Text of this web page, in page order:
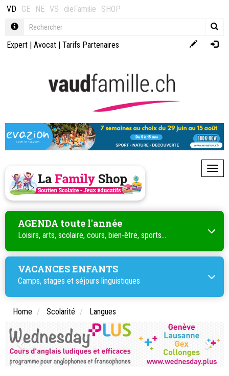
VD GE NE VS dieFamilie SHOP
Expert | Avocat | Tarifs Partenaires
AGENDA toute l'année
Loisirs, arts, scolaire, cours, bien-être, sports...
VACANCES ENFANTS
Camps, stages et séjours linguistiques
Home Scolarité Langues